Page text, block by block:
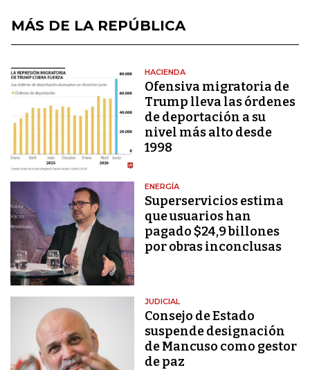
MÁS DE LA REPÚBLICA
HACIENDA
Ofensiva migratoria de
Trump lleva las órdenes
de deportación a su
nivel más alto desde
1998
ENERGÍA
Superservicios estima
que usuarios han
pagado $24,9 billones
por obras inconclusas
JUDICIAL
Consejo de Estado
suspende designación
de Mancuso como gestor
de paz